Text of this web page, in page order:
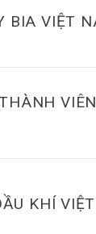
BIA VIỆT
KHÍ